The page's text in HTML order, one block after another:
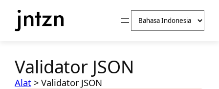
konten
Pilih
sebuah
Validator JSON
Alat>Validator JSON